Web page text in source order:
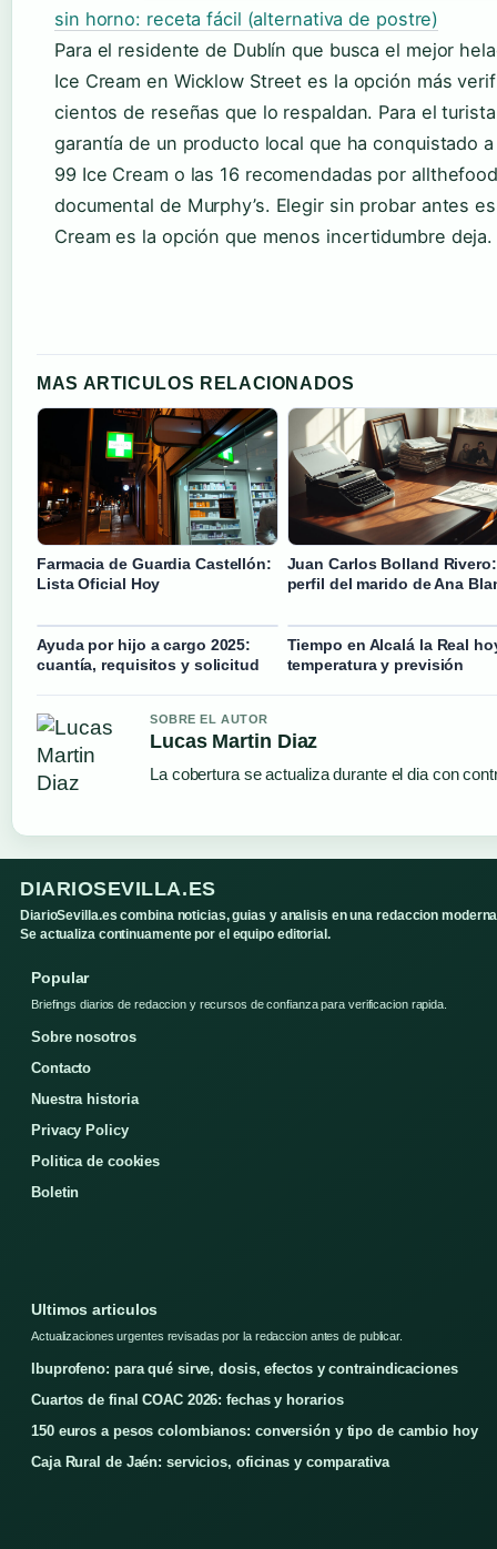
sin horno: receta fácil (alternativa de postre)
Para el residente de Dublín que busca el mejor
Ice Cream en Wicklow Street es la opción más
cientos de reseñas que lo respaldan. Para el
garantía de un producto local que ha conquistado
99 Ice Cream o las 16 recomendadas por
documental de Murphy’s. Elegir sin probar antes
Cream es la opción que menos incertidumbre deja.
MAS ARTICULOS RELACIONADOS
Farmacia de Guardia Castellón:
Lista Oficial Hoy
Juan Carlos Bolland Rivero:
perfil del marido de Ana
Ayuda por hijo a cargo 2025:
cuantía, requisitos y solicitud
Tiempo en Alcalá la Real
temperatura y previsión
SOBRE EL AUTOR
Lucas Martin Diaz
La cobertura se actualiza durante el dia con
DIARIOSEVILLA.ES
DiarioSevilla.es combina noticias, guias y analisis en una redaccion
Se actualiza continuamente por el equipo editorial.
Popular
Briefings diarios de redaccion y recursos de confianza para verificacion rapida.
Sobre nosotros
Contacto
Nuestra historia
Privacy Policy
Politica de cookies
Boletin
Ultimos articulos
Actualizaciones urgentes revisadas por la redaccion antes de publicar.
Ibuprofeno: para qué sirve, dosis, efectos y contraindicaciones
Cuartos de final COAC 2026: fechas y horarios
150 euros a pesos colombianos: conversión y tipo de cambio hoy
Caja Rural de Jaén: servicios, oficinas y comparativa